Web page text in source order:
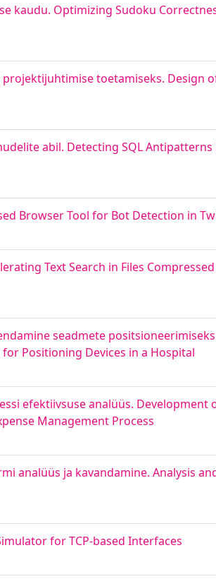
kaudu. Optimizing Sudoku
toetamiseks. Design
abil. Detecting SQL Antipatterns
Browser Tool for Bot Detection in
Text Search in Files Compressed
seadmete
Positioning Devices in a Hospital
efektiivsuse analüüs. Development
Management Process
analüüs ja kavandamine. Analysis
for TCP-based Interfaces